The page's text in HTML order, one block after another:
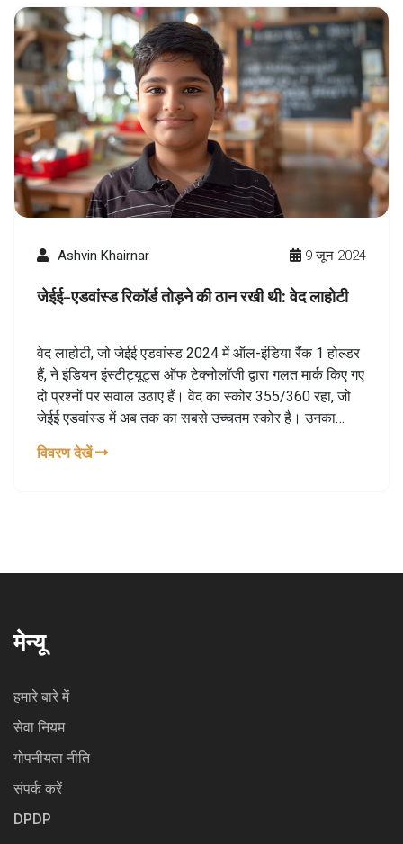
Ashvin Khairnar 9 जून 2024
जेईई-एडवांस्ड रिकॉर्ड तोड़ने की ठान रखी थी: वेद लाहोटी
वेद लाहोटी, जो जेईई एडवांस्ड 2024 में ऑल-इंडिया रैंक 1 होल्डर
हैं, ने इंडियन इंस्टीट्यूट्स ऑफ टेक्नोलॉजी द्वारा गलत मार्क किए गए
दो प्रश्नों पर सवाल उठाए हैं। वेद का स्कोर 355/360 रहा, जो
जेईई एडवांस्ड में अब तक का सबसे उच्चतम स्कोर है। उनका
जा सकता है।
विवरण देखें
मेन्यू
हमारे बारे में
सेवा नियम
गोपनीयता नीति
संपर्क करें
DPDP